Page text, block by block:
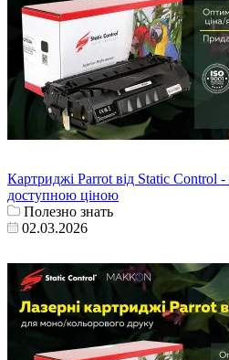
Картриджі Parrot від Static Control -
доступною ціною
Полезно знать
02.03.2026